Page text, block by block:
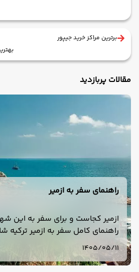
برترین مراکز خرید جیپور
مقالات پربازدید
راهنمای سفر به ازمیر
ازمیر کجاست و برای سفر به این
راهنمای کامل سفر به ازمیر ترکیه
هزینه، هتل، حمل‌ونقل، جاهای
1405/05/11